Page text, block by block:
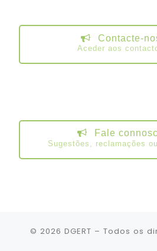
Contacte-
Aceder aos
Fale
Sugestões, reclamações
© 2026 DGERT – Todos os